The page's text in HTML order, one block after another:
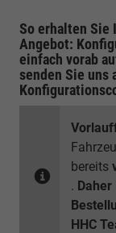
So erhalten
Angebot:
einfach vorab
senden Sie uns
bereits
.
HHC